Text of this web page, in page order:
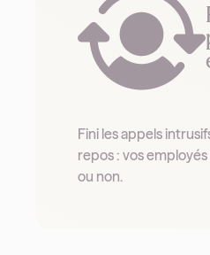
Fini les appels
repos : vos
ou non.